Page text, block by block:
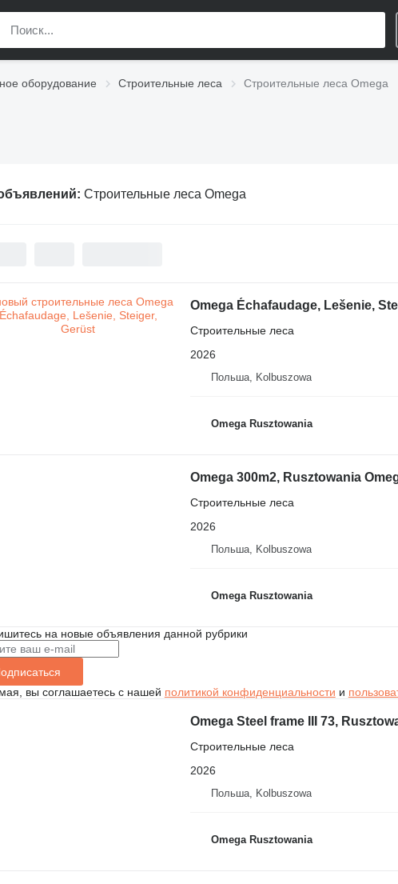
оборудование Строительные леса Строительные леса Omega
Строительные леса Omega
Omega Échafaudage, Lešenie,
Строительные леса
2026
Польша, Kolbuszowa
Omega Rusztowania
Omega 300m2, Rusztowania
Строительные леса
2026
Польша, Kolbuszowa
Omega Rusztowania
на новые объявления данной рубрики
вы соглашаетесь с нашей политикой конфиденциальности и
Omega Steel frame III 73,
Строительные леса
2026
Польша, Kolbuszowa
Omega Rusztowania